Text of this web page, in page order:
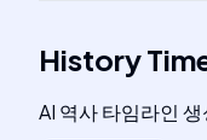
History
AI 역사 타임라인